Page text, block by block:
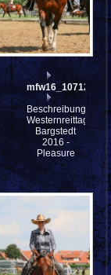
mfw16_107124ww
Beschreibung:
Westernreittage
Bargstedt
2016 -
Pleasure